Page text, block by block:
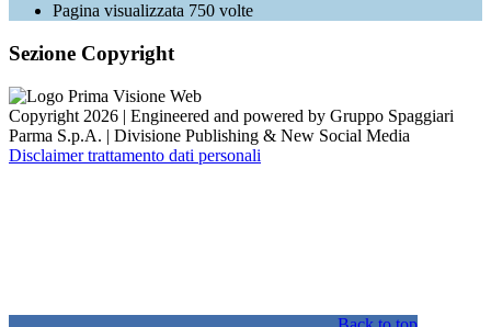
Pagina visualizzata 750 volte
Sezione Copyright
Copyright 2026 | Engineered and powered by Gruppo Spaggiari
Parma S.p.A. | Divisione Publishing & New Social Media
Disclaimer trattamento dati personali